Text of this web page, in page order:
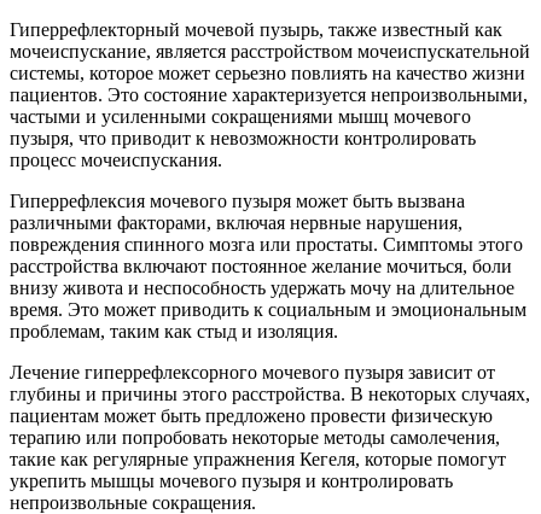
Гиперрефлекторный мочевой пузырь, также известный как
мочеиспускание, является расстройством мочеиспускательной
системы, которое может серьезно повлиять на качество жизни
пациентов. Это состояние характеризуется непроизвольными,
частыми и усиленными сокращениями мышц мочевого
пузыря, что приводит к невозможности контролировать
процесс мочеиспускания.
Гиперрефлексия мочевого пузыря может быть вызвана
различными факторами, включая нервные нарушения,
повреждения спинного мозга или простаты. Симптомы этого
расстройства включают постоянное желание мочиться, боли
внизу живота и неспособность удержать мочу на длительное
время. Это может приводить к социальным и эмоциональным
проблемам, таким как стыд и изоляция.
Лечение гиперрефлексорного мочевого пузыря зависит от
глубины и причины этого расстройства. В некоторых случаях,
пациентам может быть предложено провести физическую
терапию или попробовать некоторые методы самолечения,
такие как регулярные упражнения Кегеля, которые помогут
укрепить мышцы мочевого пузыря и контролировать
непроизвольные сокращения.